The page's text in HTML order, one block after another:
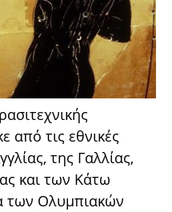
από τις εθνικές
της Γαλλίας,
και των Κάτω
των Ολυμπιακών